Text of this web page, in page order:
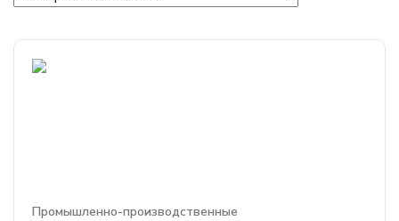
Промышленно-производственные